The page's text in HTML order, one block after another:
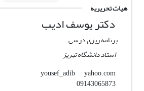
هیات تحریریه
دکتر یوسف ادیب
برنامه ریزی درسی
استاد دانشگاه تبریز
yousef_adib
yahoo.com
09143065873